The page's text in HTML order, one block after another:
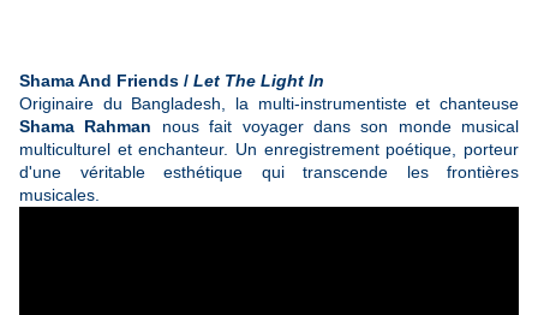
Shama And Friends / Let The Light In
Originaire du Bangladesh, la multi-instrumentiste et chanteuse
Shama Rahman nous fait voyager dans son monde musical
multiculturel et enchanteur. Un enregistrement poétique, porteur
d'une véritable esthétique qui transcende les frontières
musicales.